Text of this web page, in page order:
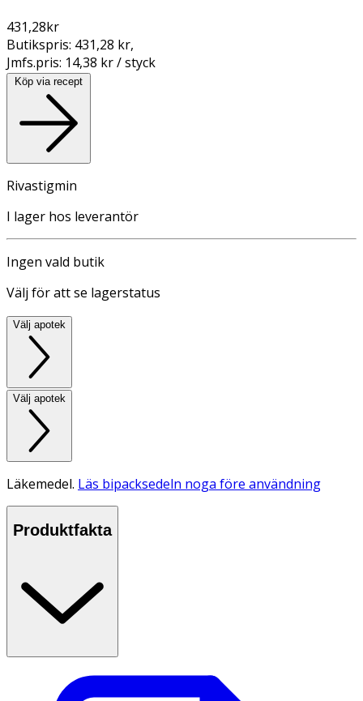
431,28kr
Butikspris: 431,28 kr,
Jmfs.pris: 14,38 kr / styck
Köp via recept
Rivastigmin
I lager hos leverantör
Ingen vald butik
Välj för att se lagerstatus
Välj apotek
Välj apotek
Läkemedel. Läs bipacksedeln noga före användning
Produktfakta